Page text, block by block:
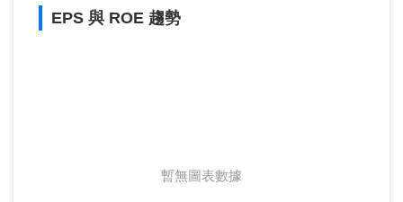
EPS 與 ROE 趨勢
暫無圖表數據